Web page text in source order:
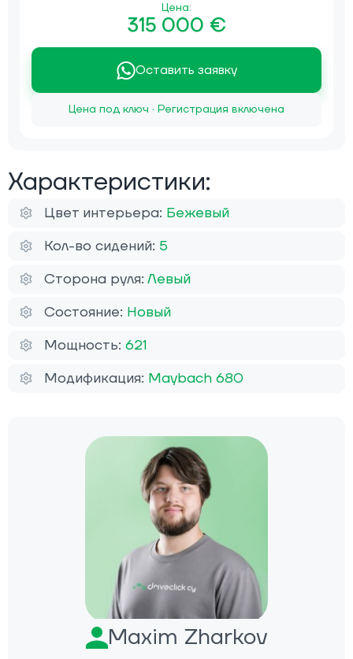
Цена:
315 000 €
Оставить заявку
Цена под ключ · Регистрация включена
Maxim Zharkov
Характеристики:
Цвет интерьера: Бежевый
Кол-во сидений: 5
Сторона руля: Левый
Состояние: Новый
Мощность: 621
Модификация: Maybach 680